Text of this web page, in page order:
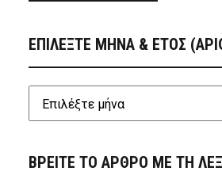
ΕΠΙΛΕΞΤΕ ΜΗΝΑ & ΕΤΟΣ
ΒΡΕΙΤΕ ΤΟ ΑΡΘΡΟ ΜΕ ΤΗ